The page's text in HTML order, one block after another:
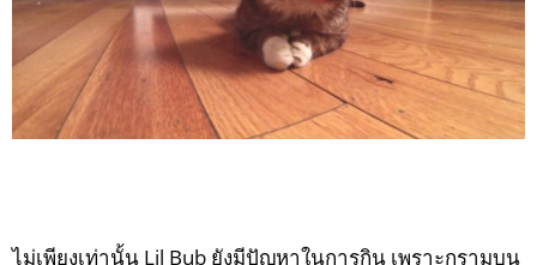
ไม่เพียงเท่านั้น Lil Bub ยังมีปัญหาในการกิน เพราะกรามบน